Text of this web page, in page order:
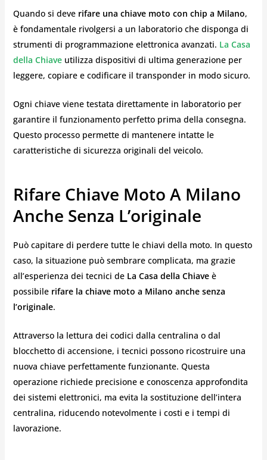
Quando si deve rifare una chiave moto con chip a Milano,
è fondamentale rivolgersi a un laboratorio che disponga di
strumenti di programmazione elettronica avanzati. La Casa
della Chiaveutilizza dispositivi di ultima generazione per
leggere, copiare e codificare il transponder in modo sicuro.
Ogni chiave viene testata direttamente in laboratorio per
garantire il funzionamento perfetto prima della consegna.
Questo processo permette di mantenere intatte le
caratteristiche di sicurezza originali del veicolo.
Rifare Chiave Moto A Milano
Anche Senza L’originale
Può capitare di perdere tutte le chiavi della moto. In questo
caso, la situazione può sembrare complicata, ma grazie
all’esperienza dei tecnici de La Casa della Chiaveè
possibile rifare la chiave moto a Milano anche senza
l’originale.
Attraverso la lettura dei codici dalla centralina o dal
blocchetto di accensione, i tecnici possono ricostruire una
nuova chiave perfettamente funzionante. Questa
operazione richiede precisione e conoscenza approfondita
dei sistemi elettronici, ma evita la sostituzione dell’intera
centralina, riducendo notevolmente i costi e i tempi di
lavorazione.